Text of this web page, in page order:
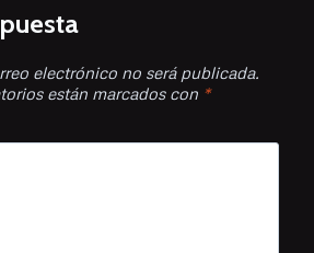
electrónico no será publicada.
están marcados con *